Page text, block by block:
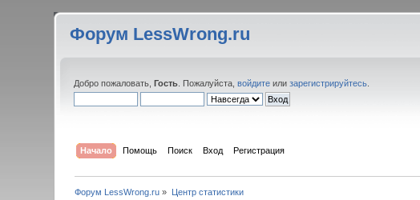
Форум LessWrong.ru
Добро пожаловать,Гость . Пожалуйста,войдите илизарегистрируйтесь
Начало Помощь Поиск Вход Регистрация
Форум LessWrong.ru » Центр статистики